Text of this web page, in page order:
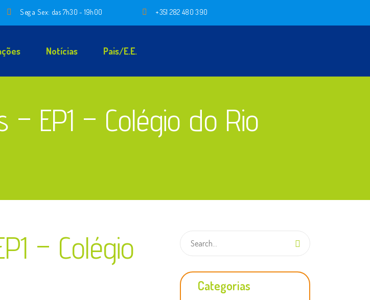
Seg a Sex: das 7h30 - 19h00 +351 282 480 390
Notícias Pais/E.E.
EP1 – Colégio do Rio
– Colégio
Categorias